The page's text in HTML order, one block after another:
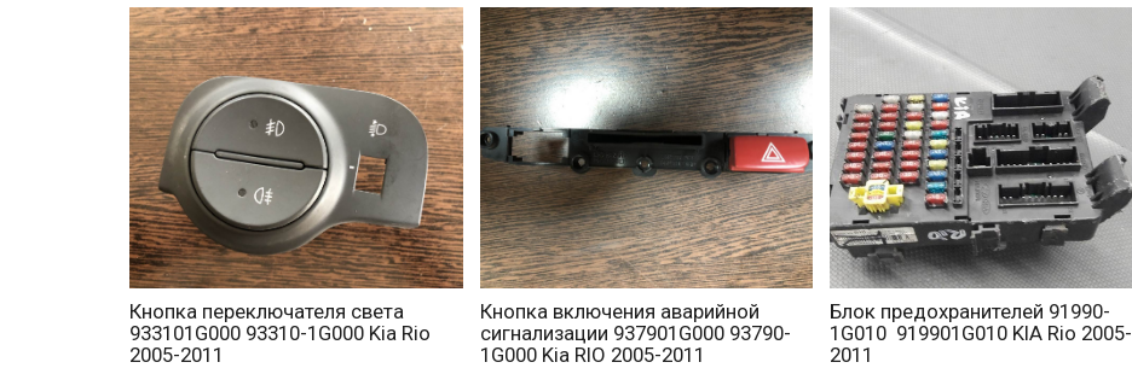
Кнопка переключателя света
933101G000 93310-1G000 Kia Rio
2005-2011
Кнопка включения аварийной
сигнализации 937901G000 93790-
1G000 Kia RIO 2005-2011
Блок предохранителей 91990-
1G010 919901G010 KIA Rio 2005-
2011